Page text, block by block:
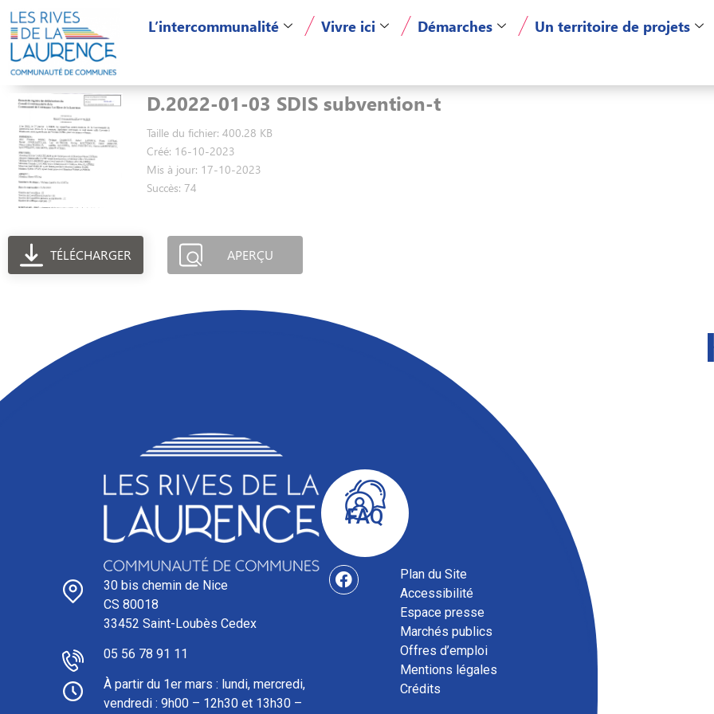
L’intercommunalité Vivre ici Démarches Un territoire de projets
D.2022-01-03 SDIS subvention-t
Taille du fichier: 400.28 KB
Créé: 16-10-2023
Mis à jour: 17-10-2023
Succès: 74
TÉLÉCHARGER APERÇU
30 bis chemin de Nice
CS 80018
33452 Saint-Loubès Cedex
05 56 78 91 11
À partir du 1er mars : l undi, mercredi,
vendredi : 9h00 – 12h30 et 13h30 –
FAQ
Plan du Site
Accessibilité
Espace presse
Marchés publics
Offres d’emploi
Mentions légales
Crédits